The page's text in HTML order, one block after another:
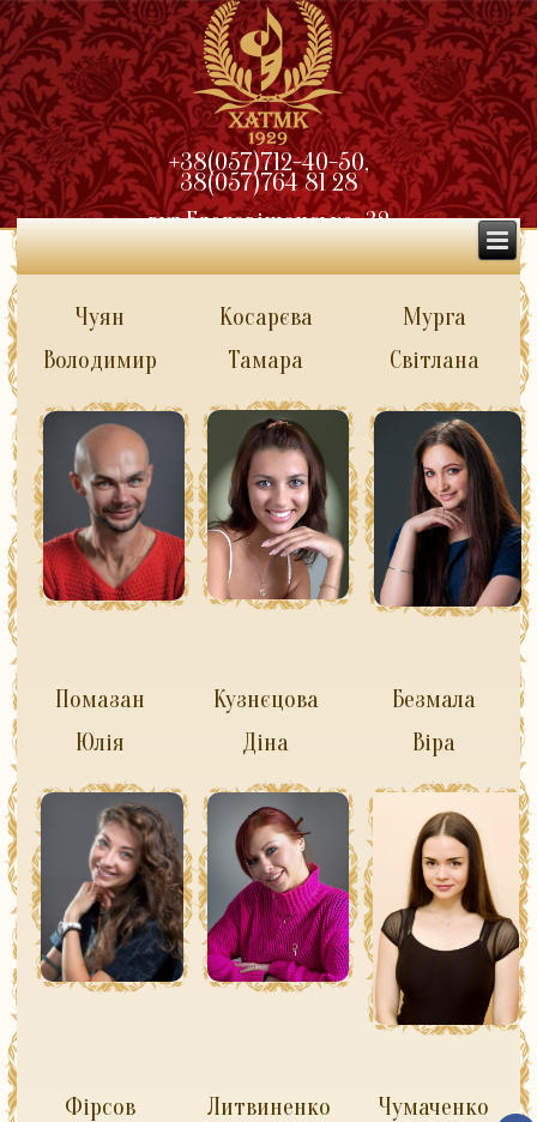
+38(057)712-40-50,
38(057)764 81 28
вул.Благовіщенська, 32
Чуян
Володимир
Косарєва
Тамара
Мурга
Світлана
Помазан
Юлія
Кузнєцова
Діна
Безмала
Віра
Фірсов
Литвиненко
Чумаченко